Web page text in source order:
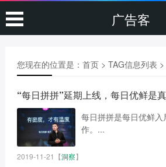
广告客
您现在的位置是： 首页> TAG信息列表
“每日拼拼”延期上线，每日优鲜是
每日拼拼是每日优鲜
作。...
2019-11-21 【洞察】